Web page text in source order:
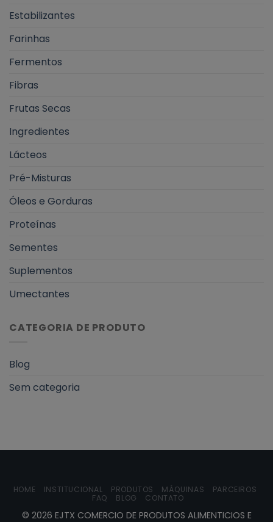
Estabilizantes
Farinhas
Fermentos
Fibras
Frutas Secas
Ingredientes
Lácteos
Pré-Misturas
Óleos e Gorduras
Proteínas
Sementes
Suplementos
Umectantes
CATEGORIA DE PRODUTO
Blog
Sem categoria
HOME INSTITUCIONAL PRODUTOS MÁQUINAS
PARCEIROS
FAQ
BLOG CONTATO
© 2026 EJTX COMERCIO DE PRODUTOS ALIMENTICIOS E